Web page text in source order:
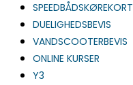
SPEEDBÅDSKØREKORT
DUELIGHEDSBEVIS
VANDSCOOTERBEVIS
ONLINE KURSER
Y3